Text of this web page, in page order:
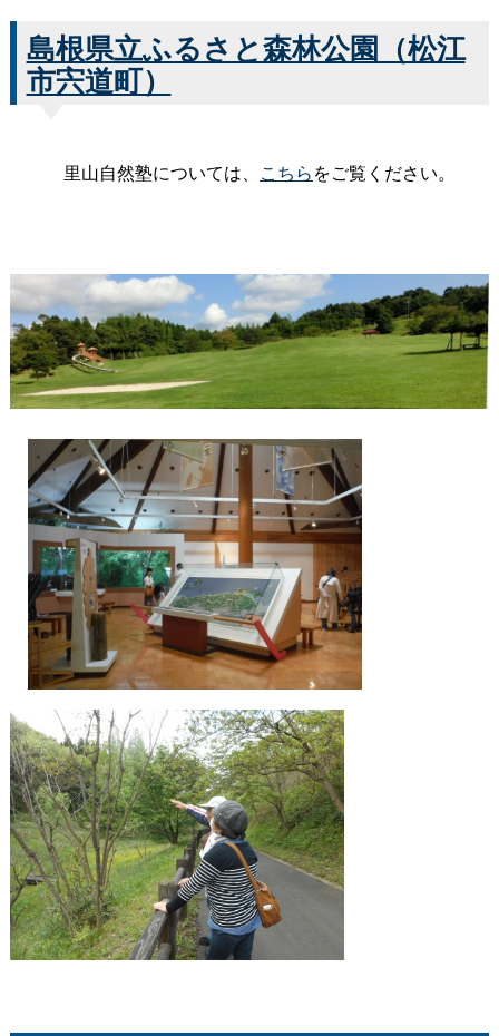
島根県立ふるさと森林公園（松江
市宍道町）
里山自然塾については、 こちらをご覧ください。